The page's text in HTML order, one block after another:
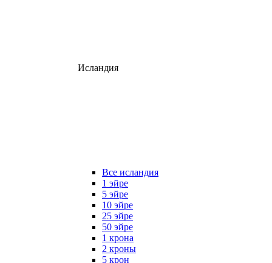
Исландия
Все исландия
1 эйре
5 эйре
10 эйре
25 эйре
50 эйре
1 крона
2 кроны
5 крон